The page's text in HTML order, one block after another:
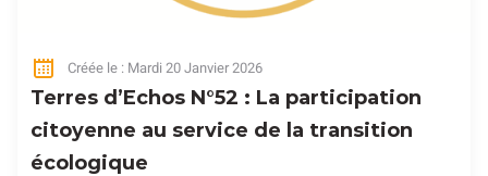
Créée le : Mardi 20 Janvier 2026
Terres d’Echos N°52 : La participation
citoyenne au service de la transition
écologique